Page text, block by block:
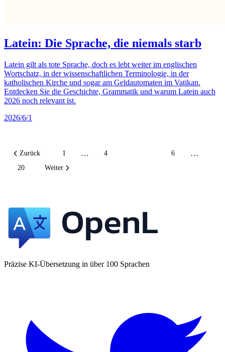
Latein: Die Sprache, die niemals starb
Latein gilt als tote Sprache, doch es lebt weiter im englischen
Wortschatz, in der wissenschaftlichen Terminologie, in der
katholischen Kirche und sogar am Geldautomaten im Vatikan.
Entdecken Sie die Geschichte, Grammatik und warum Latein auch
2026 noch relevant ist.
2026/6/1
Zurück 1 … 4 6 …
20 Weiter
Präzise KI-Übersetzung in über 100 Sprachen